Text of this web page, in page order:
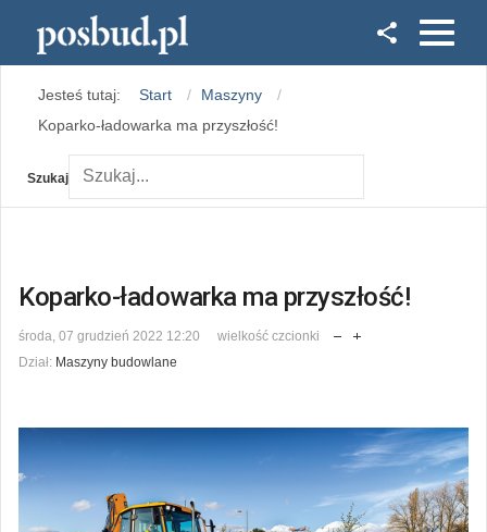
Instagram
Jesteś tutaj: Start
Maszyny
Koparko-ładowarka ma przyszłość!
Szukaj
Koparko-ładowarka ma przyszłość!
środa, 07 grudzień 2022 12:20
wielkość czcionki
Dział: Maszyny budowlane